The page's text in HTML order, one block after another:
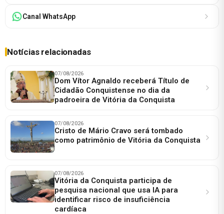
Canal WhatsApp
Notícias relacionadas
07/08/2026
Dom Vítor Agnaldo receberá Título de
Cidadão Conquistense no dia da
padroeira de Vitória da Conquista
07/08/2026
Cristo de Mário Cravo será tombado
como patrimônio de Vitória da Conquista
07/08/2026
Vitória da Conquista participa de
pesquisa nacional que usa IA para
identificar risco de insuficiência
cardíaca